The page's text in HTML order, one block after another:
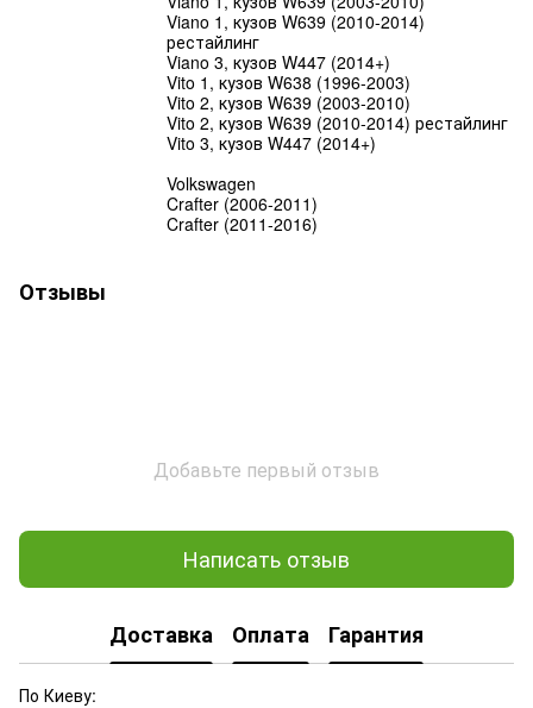
Viano 1, кузов W639 (2010-2014)
рестайлинг
Viano 3, кузов W447 (2014+)
Vito 1, кузов W638 (1996-2003)
Vito 2, кузов W639 (2003-2010)
Vito 2, кузов W639 (2010-2014) рестайлинг
Vito 3, кузов W447 (2014+)
Volkswagen
Crafter (2006-2011)
Crafter (2011-2016)
Отзывы
Добавьте первый отзыв
Написать отзыв
Доставка Оплата Гарантия
По Киеву: